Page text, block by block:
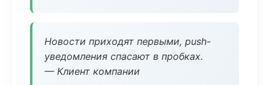
Новости приходят первыми, push-
уведомления спасают в пробках.
— Клиент компании